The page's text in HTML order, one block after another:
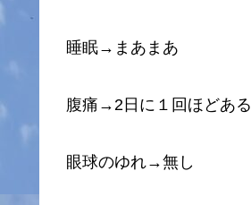
睡眠→まあまあ
腹痛→2日に１回ほどある
眼球のゆれ→無し